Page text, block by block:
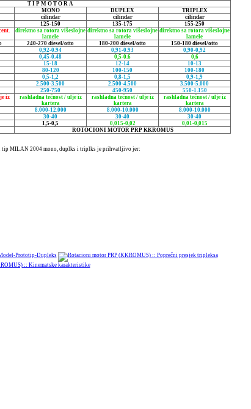
T I P M O T O R A
MONO DUPLEX
TRIPLEX
cilindar cilindar
cilindar
125-150 135-175
155-250
direktno sa rotora višeslojne
lamele
direktno sa rotora višeslojne
lamele
direktno sa rotora višeslojne
lamele
240-270 diesel/otto 180-200 diesel/otto
150-180 diesel/otto
0,92-0.94 0,91-0.93
0,90-0,92
0,45-0.48 0,5-0.6
0,6
15-18 12-14
10-13
80-120 100-150
100-180
0,5-1,2 0,8-1,5
0,9-1,9
2.500-3.500 2.500-4.500
3.500-5.000
250-750 450-950
550-1.150
iz
rashladna tečnost / ulje iz
kartera
rashladna tečnost / ulje iz
kartera
rashladna tečnost / ulje iz
kartera
8.000-12.000 8.000-10.000
8.000-10.000
30-40 30-40
30-40
1,5-0,5 0,015-0,02
0,01-0,015
ROTOCIONI MOTOR PRP KKROMUS
tip MILAN 2004 mono, duplks i triplks je prihvatljivo jer: